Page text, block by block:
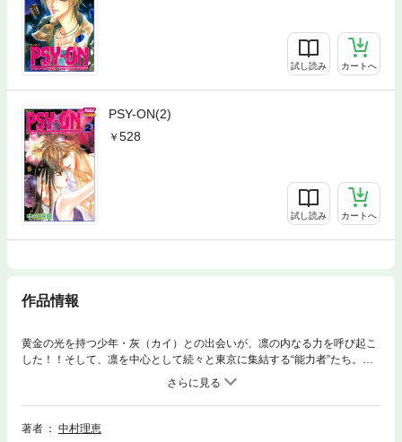
試し読み カートへ
PSY-ON(2)
528
試し読み カートへ
作品情報
黄金の光を持つ少年・灰（カイ）との出会いが、凛の内なる力を呼び起こ
した！！そして、凛を中心として続々と東京に集結する“能力者”たち。果
たして凛は愛する者たちを守ることができるのか……！？
著者
中村理恵